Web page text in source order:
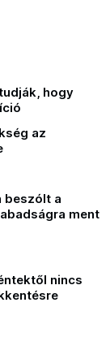
hogy
az
beszólt a
ment
nincs